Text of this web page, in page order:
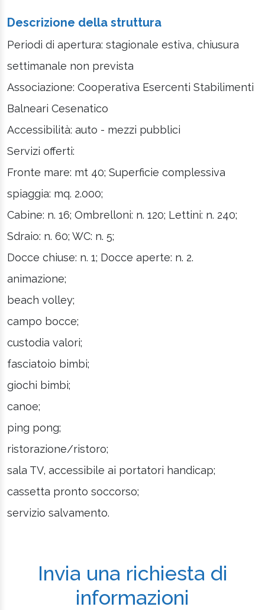
Descrizione della struttura
Periodi di apertura: stagionale estiva, chiusura
settimanale non prevista
Associazione: Cooperativa Esercenti Stabilimenti
Balneari Cesenatico
Accessibilità: auto - mezzi pubblici
Servizi offerti:
Fronte mare: mt 40; Superficie complessiva
spiaggia: mq. 2.000;
Cabine: n. 16; Ombrelloni: n. 120; Lettini: n. 240;
Sdraio: n. 60; WC: n. 5;
Docce chiuse: n. 1; Docce aperte: n. 2.
animazione;
beach volley;
campo bocce;
custodia valori;
fasciatoio bimbi;
giochi bimbi;
canoe;
ping pong;
ristorazione/ristoro;
sala TV, accessibile ai portatori handicap;
cassetta pronto soccorso;
servizio salvamento.
Invia una richiesta di
informazioni